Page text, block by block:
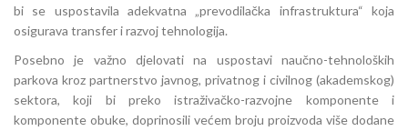
bi se uspostavila adekvatna „prevodilačka infrastruktura“ koja
osigurava transfer i razvoj tehnologija.
Posebno je važno djelovati na uspostavi naučno-tehnoloških
parkova kroz partnerstvo javnog, privatnog i civilnog (akademskog)
sektora, koji bi preko istraživačko-razvojne komponente i
komponente obuke, doprinosili većem broju proizvoda više dodane